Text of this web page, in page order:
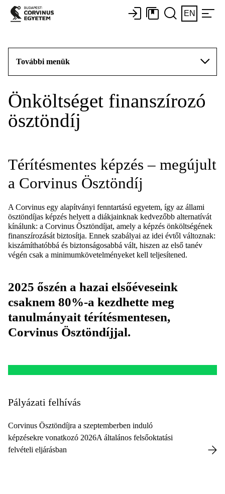
EN
További menük
Önköltséget finanszírozó
ösztöndíj
Térítésmentes képzés – megújult
a Corvinus Ösztöndíj
A Corvinus egy alapítványi fenntartású egyetem, így az állami
ösztöndíjas képzés helyett a diákjainknak kedvezőbb alternatívát
kínálunk: a Corvinus Ösztöndíjat, amely a képzés önköltségének
finanszírozását biztosítja. Ennek szabályai az idei évtől változnak:
kiszámíthatóbbá és biztonságosabbá vált, hiszen az első tanév
végén csak a minimumkövetelményeket kell teljesítened.
2025 őszén a hazai elsőéveseink
csaknem 80%-a kezdhette meg
tanulmányait térítésmentesen,
Corvinus Ösztöndíjjal.
Pályázati felhívás
Corvinus Ösztöndíjra a szeptemberben induló
képzésekre vonatkozó 2026A általános felsőoktatási
felvételi eljárásban